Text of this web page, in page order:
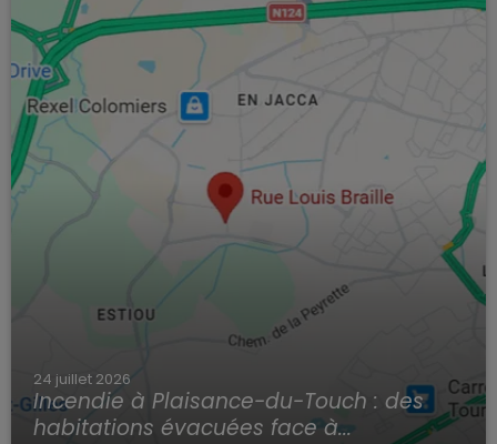
24 juillet 2026
Incendie à Plaisance-du-Touch : des
habitations évacuées face à...